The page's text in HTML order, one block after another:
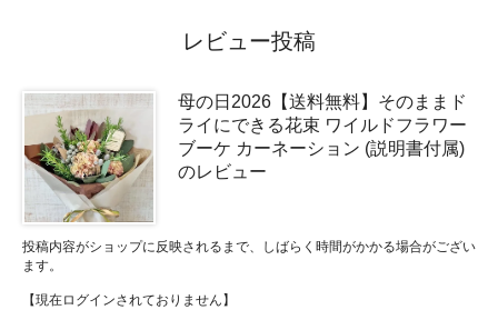
レビュー投稿
母の日2026【送料無料】そのままド
ライにできる花束 ワイルドフラワー
ブーケ カーネーション (説明書付属)
のレビュー
投稿内容がショップに反映されるまで、しばらく時間がかかる場合がござい
ます。
【現在ログインされておりません】